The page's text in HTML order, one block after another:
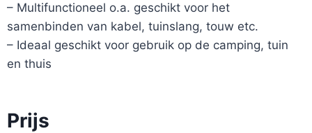
– Multifunctioneel o.a. geschikt voor het
samenbinden van kabel, tuinslang, touw etc.
– Ideaal geschikt voor gebruik op de camping, tuin
en thuis
Prijs